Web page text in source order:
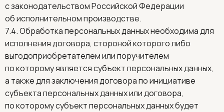
с законодательством Российской Федерации
об исполнительном производстве.
7.4. Обработка персональных данных необходима для
исполнения договора, стороной которого либо
выгодоприобретателем или поручителем
по которому является субъект персональных данных,
а также для заключения договора по инициативе
субъекта персональных данных или договора,
по которому субъект персональных данных будет